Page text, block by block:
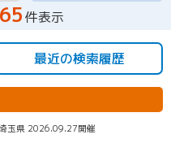
件表示
最近の検索履歴
玉県 2026.09.27開催